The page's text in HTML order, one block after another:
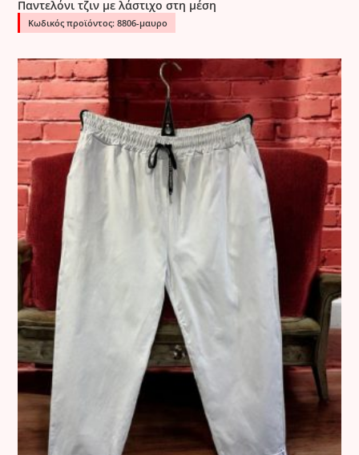
Παντελόνι τζιν με λάστιχο στη μέση
Κωδικός προϊόντος: 8806-μαυρο